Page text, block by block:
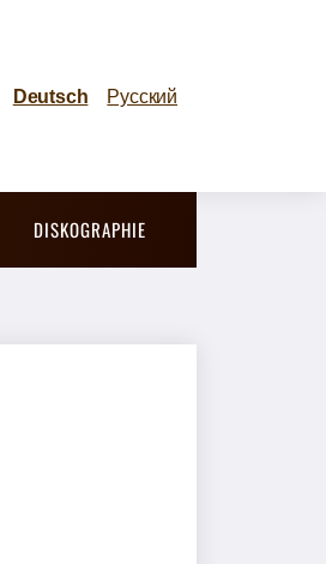
Deutsch Русский
DISKOGRAPHIE